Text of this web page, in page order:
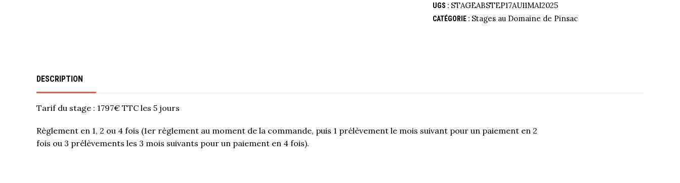
UGS : STAGEABSTEP17AU11MAI2025
CATÉGORIE : Stages au Domaine de Pinsac
DESCRIPTION
Tarif du stage : 1797€ TTC les 5 jours
Règlement en 1, 2 ou 4 fois (1er règlement au moment de la commande, puis 1 prélèvement le mois suivant pour un paiement en 2
fois ou 3 prélèvements les 3 mois suivants pour un paiement en 4 fois).